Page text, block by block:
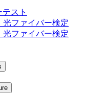
スト
光ファイバー検定
光ファイバー検定